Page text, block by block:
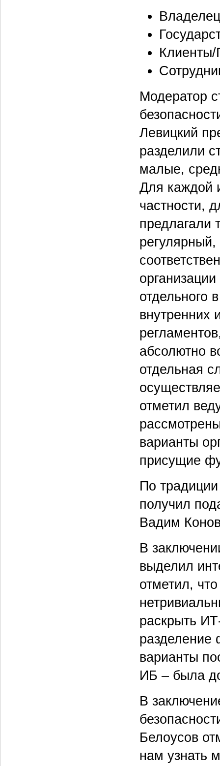
Владелец
Модератор
Левицкий
разделили
малые,
Для каждой
частности,
предлагали
отдельного
внутренних
абсолютно
отдельная
отметил
варианты
присущие
По
получил
Вадим
В
выделил
отметил,
раскрыть
разделение
варианты
ИБ – была
В
Белоусов
нам узнать